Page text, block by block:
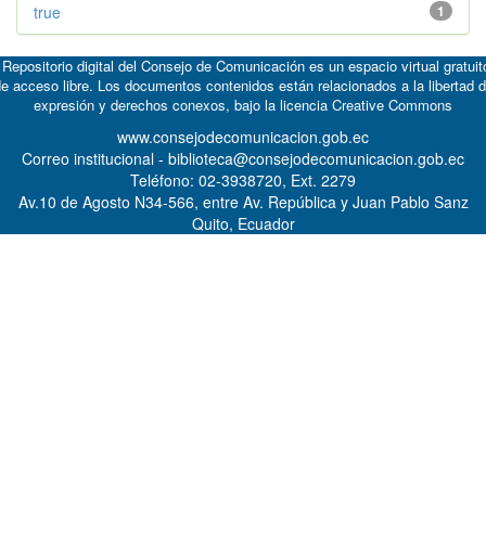
1
true
digital del Consejo de Comunicación es un espacio virtual
acceso libre. Los documentos contenidos están relacionados a la libertad
expresión y derechos conexos, bajo la licencia Creative Commons
www.consejodecomunicacion.gob.ec
Correo institucional - biblioteca@consejodecomunicacion.gob.ec
Teléfono: 02-3938720, Ext. 2279
Av.10 de Agosto N34-566, entre Av. República y Juan Pablo Sanz
Quito, Ecuador